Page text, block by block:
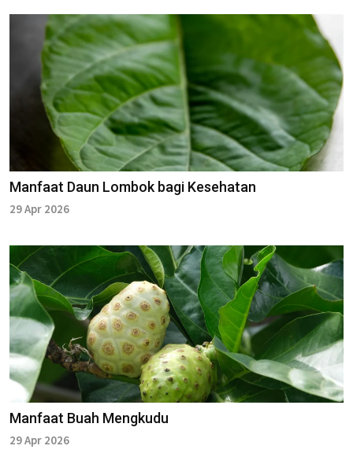
Manfaat Daun Lombok bagi Kesehatan
29 Apr 2026
Manfaat Buah Mengkudu
29 Apr 2026